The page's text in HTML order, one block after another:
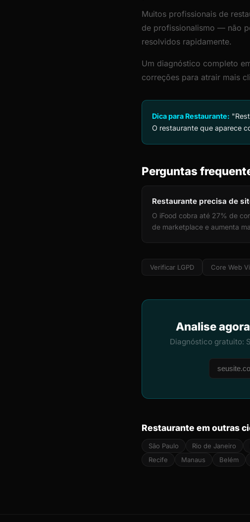
Muitos profissionais de
de profissionalismo — não
resolvidos rapidamente.
Um diagnóstico completo
correções para atrair mais
Dica para Restaurante:
O restaurante que aparece
Perguntas
Restaurante precisa de
O iFood cobra até 27% de
de marketplace e aumenta
Verificar LGPD Core Web
Analise
Diagnóstico gratuito:
Restaurante em outras
São Paulo Rio de Janeiro
Recife
Manaus Belém